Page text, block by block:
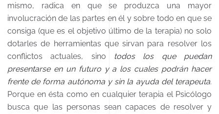
mismo, radica en que se produzca una mayor
involucración de las partes en él y sobre todo en que se
consiga (que es el objetivo último de la terapia) no solo
dotarles de herramientas que sirvan para resolver los
conflictos actuales, sino
todos los que puedan
presentarse en un futuro y a los cuales podrán hacer
frente de forma autónoma y sin la ayuda del terapeuta.
Porque en ésta como en cualquier terapia el Psicólogo
busca que las personas sean capaces de resolver y